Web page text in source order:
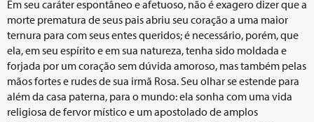
Em seu caráter espontâneo e afetuoso, não é exagero dizer que a
morte prematura de seus pais abriu seu coração a uma maior
ternura para com seus entes queridos; é necessário, porém, que
ela, em seu espírito e em sua natureza, tenha sido moldada e
forjada por um coração sem dúvida amoroso, mas também pelas
mãos fortes e rudes de sua irmã Rosa. Seu olhar se estende para
além da casa paterna, para o mundo: ela sonha com uma vida
religiosa de fervor místico e um apostolado de amplos